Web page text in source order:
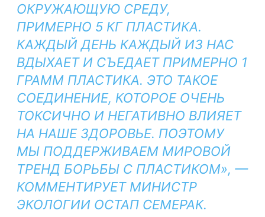
ОКРУЖАЮЩУЮ СРЕДУ,
ПРИМЕРНО 5 КГ ПЛАСТИКА.
КАЖДЫЙ ДЕНЬ КАЖДЫЙ ИЗ НАС
ВДЫХАЕТ И СЪЕДАЕТ ПРИМЕРНО 1
ГРАММ ПЛАСТИКА. ЭТО ТАКОЕ
СОЕДИНЕНИЕ, КОТОРОЕ ОЧЕНЬ
ТОКСИЧНО И НЕГАТИВНО ВЛИЯЕТ
НА НАШЕ ЗДОРОВЬЕ. ПОЭТОМУ
МЫ ПОДДЕРЖИВАЕМ МИРОВОЙ
ТРЕНД БОРЬБЫ С ПЛАСТИКОМ», —
КОММЕНТИРУЕТ МИНИСТР
ЭКОЛОГИИ ОСТАП СЕМЕРАК.